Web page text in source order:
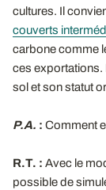
cultures. Il
couverts
carbone comme
ces exportations.
sol et son statut
P.A. : Comment
R.T. : Avec le
possible de